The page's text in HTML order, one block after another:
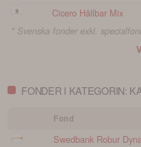
Cicero Hållbar Mix
* Svenska fonder exkl.
FONDER I KATEGORIN:
Fond
Swedbank Robur